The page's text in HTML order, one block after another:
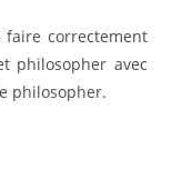
faire correctement
philosopher avec
philosopher.